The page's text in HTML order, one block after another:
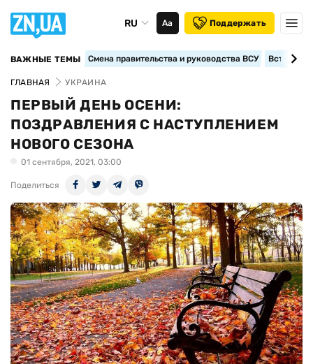
RU Аа Поддержать
ВАЖНЫЕ ТЕМЫ Смена правительства и руководства ВСУ
ГЛАВНАЯ УКРАИНА
ПЕРВЫЙ ДЕНЬ ОСЕНИ:
ПОЗДРАВЛЕНИЯ С НАСТУПЛЕНИЕМ
НОВОГО СЕЗОНА
01 сентября, 2021, 03:00
Поделиться